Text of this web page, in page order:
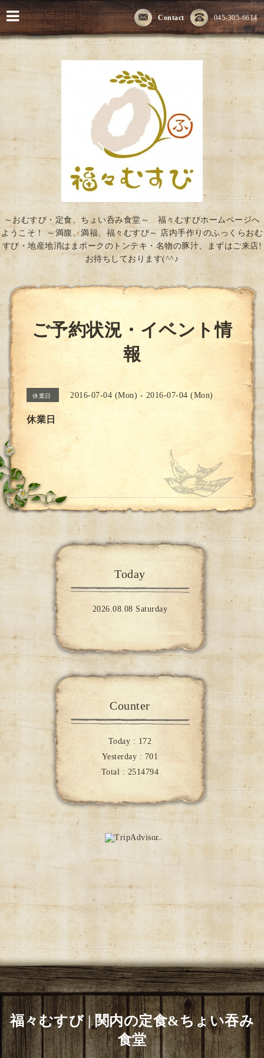
045-305-6614
Contact
～おむすび・定食、ちょい呑み食堂～ 福々むすびホームページへ
ようこそ！ ～満腹、満福、福々むすび～ 店内手作りのふっくらおむ
すび・地産地消はまポークのトンテキ・名物の豚汁、まずはご来店!
お待ちしております(^^♪
ご予約状況・イベント情
報
休業日 2016-07-04 (Mon) - 2016-07-04 (Mon)
休業日
Today
2026.08.08 Saturday
Counter
Today : 172
Yesterday : 701
Total : 2514794
福々むすび | 関内の定食&ちょい吞み
食堂